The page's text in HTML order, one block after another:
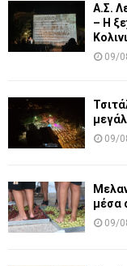
Α.Σ.
– Η
09/
09/
μέσα
09/